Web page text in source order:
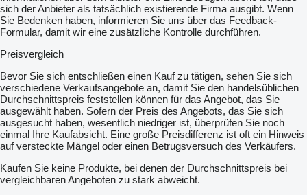
sich der Anbieter als tatsächlich existierende Firma ausgibt. Wenn
Sie Bedenken haben, informieren Sie uns über das Feedback-
Formular, damit wir eine zusätzliche Kontrolle durchführen.
Preisvergleich
Bevor Sie sich entschließen einen Kauf zu tätigen, sehen Sie sich
verschiedene Verkaufsangebote an, damit Sie den handelsüblichen
Durchschnittspreis feststellen können für das Angebot, das Sie
ausgewählt haben. Sofern der Preis des Angebots, das Sie sich
ausgesucht haben, wesentlich niedriger ist, überprüfen Sie noch
einmal Ihre Kaufabsicht. Eine große Preisdifferenz ist oft ein Hinweis
auf versteckte Mängel oder einen Betrugsversuch des Verkäufers.
Kaufen Sie keine Produkte, bei denen der Durchschnittspreis bei
vergleichbaren Angeboten zu stark abweicht.